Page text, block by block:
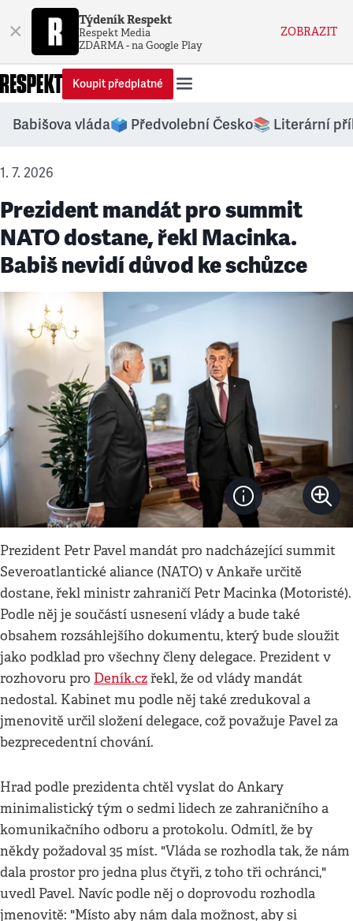
× Týdeník Respekt
Respekt Media
ZDARMA - na Google Play
ZOBRAZIT
Koupit předplatné
Babišova vláda🗳️ Předvolební Česko📚 Literární
1. 7. 2026
Prezident mandát pro summit
NATO dostane, řekl Macinka.
Babiš nevidí důvod ke schůzce
Prezident Petr Pavel mandát pro nadcházející summit
Severoatlantické aliance (NATO) v Ankaře určitě
dostane, řekl ministr zahraničí Petr Macinka (Motoristé).
Podle něj je součástí usnesení vlády a bude také
obsahem rozsáhlejšího dokumentu, který bude sloužit
jako podklad pro všechny členy delegace. Prezident v
rozhovoru pro Deník.czřekl, že od vlády mandát
nedostal. Kabinet mu podle něj také zredukoval a
jmenovitě určil složení delegace, což považuje Pavel za
bezprecedentní chování.
Hrad podle prezidenta chtěl vyslat do Ankary
minimalistický tým o sedmi lidech ze zahraničního a
komunikačního odboru a protokolu. Odmítl, že by
někdy požadoval 35 míst. "Vláda se rozhodla tak, že nám
dala prostor pro jedna plus čtyři, z toho tři ochránci,"
uvedl Pavel. Navíc podle něj o doprovodu rozhodla
jmenovitě: "Místo aby nám dala možnost, aby si